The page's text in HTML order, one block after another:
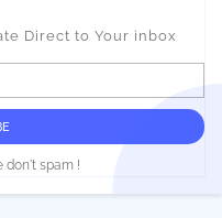
Direct to Your inbox
don't spam !